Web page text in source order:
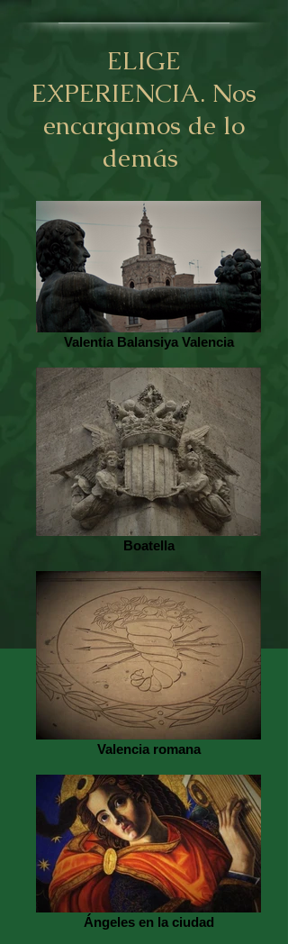
ELIGE
EXPERIENCIA. Nos
encargamos de lo
demás
Valentia Balansiya Valencia
Boatella
Valencia romana
Ángeles en la ciudad